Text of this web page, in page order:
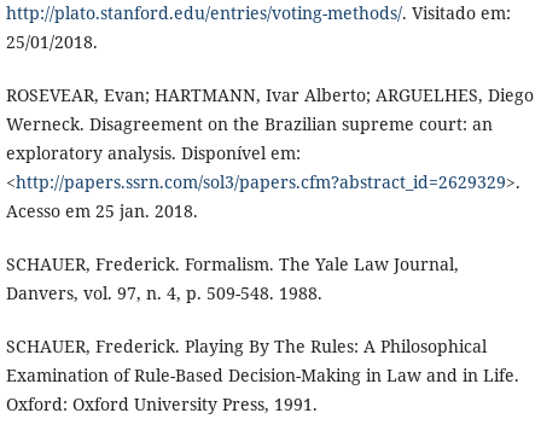
http://plato.stanford.edu/entries/voting-methods/. Visitado em:
25/01/2018.
ROSEVEAR, Evan; HARTMANN, Ivar Alberto; ARGUELHES, Diego
Werneck. Disagreement on the Brazilian supreme court: an
exploratory analysis. Disponível em:
<http://papers.ssrn.com/sol3/papers.cfm?abstract_id=2629329>.
Acesso em 25 jan. 2018.
SCHAUER, Frederick. Formalism. The Yale Law Journal,
Danvers, vol. 97, n. 4, p. 509-548. 1988.
SCHAUER, Frederick. Playing By The Rules: A Philosophical
Examination of Rule-Based Decision-Making in Law and in Life.
Oxford: Oxford University Press, 1991.